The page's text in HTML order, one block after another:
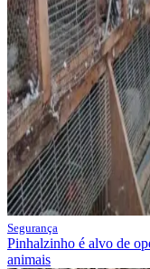
Segurança
Pinhalzinho é alvo de
animais